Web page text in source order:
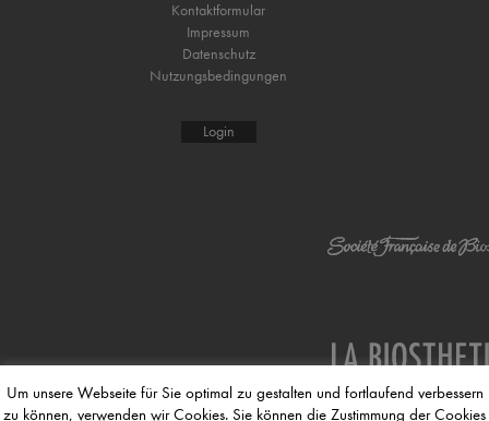
Kontaktformular
Impressum
Datenschutz
Nutzungsbedingungen
Login
Um unsere Webseite für Sie optimal zu gestalten und fortlaufend verbessern
zu können, verwenden wir Cookies. Sie können die Zustimmung der Cookies